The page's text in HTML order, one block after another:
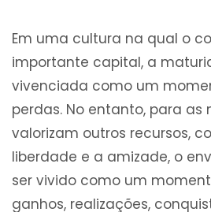
Em uma cultura na qual o
importante capital, a
vivenciada como um
perdas. No entanto, para as
valorizam outros recursos,
liberdade e a amizade, o
ser vivido como um
ganhos, realizações,